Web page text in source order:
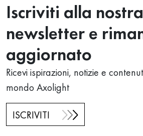
Iscriviti alla nostra
newsletter e
aggiornato
Ricevi ispirazioni, notizie e
mondo Axolight
ISCRIVITI